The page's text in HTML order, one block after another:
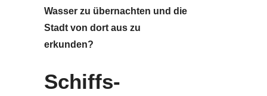
Wasser zu übernachten und die
Stadt von dort aus zu
erkunden?
Schiffs-